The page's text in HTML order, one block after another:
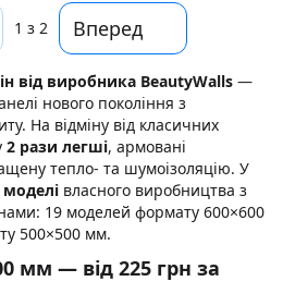
1 з 2 Вперед
від виробника BeautyWalls —
нового покоління з
На відміну від класичних
2 рази легші, армовані
тепло- та шумоізоляцію. У
моделі власного виробництва з
19 моделей формату 600×600
500×500 мм.
мм — від 225 грн за